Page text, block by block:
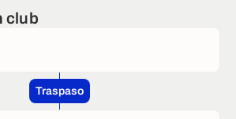
club
Traspaso